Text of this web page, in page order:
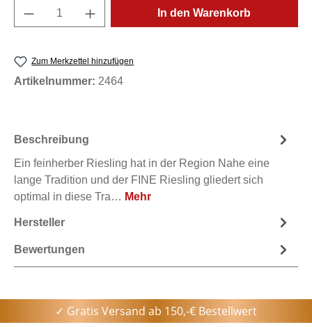
Produkt Anzahl: Gib den gewünschten
In den Warenkorb
Zum Merkzettel hinzufügen
Artikelnummer: 2464
Beschreibung
Ein feinherber Riesling hat in der Region Nahe eine
lange Tradition und der FINE Riesling gliedert sich
optimal in diese Tra… Mehr
Hersteller
Bewertungen
✓ Gratis Versand ab 150,-€ Bestellwert